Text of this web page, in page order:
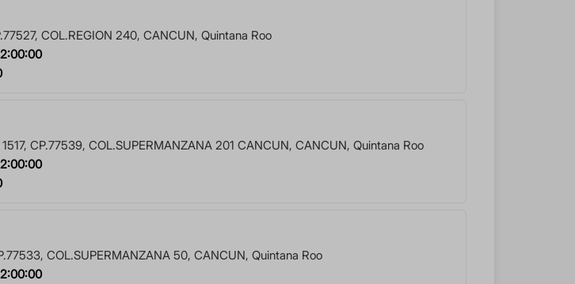
77527, COL.REGION 240, CANCUN, Quintana Roo
1517, CP.77539, COL.SUPERMANZANA 201 CANCUN, CANCUN, Quintana Roo
77533, COL.SUPERMANZANA 50, CANCUN, Quintana Roo